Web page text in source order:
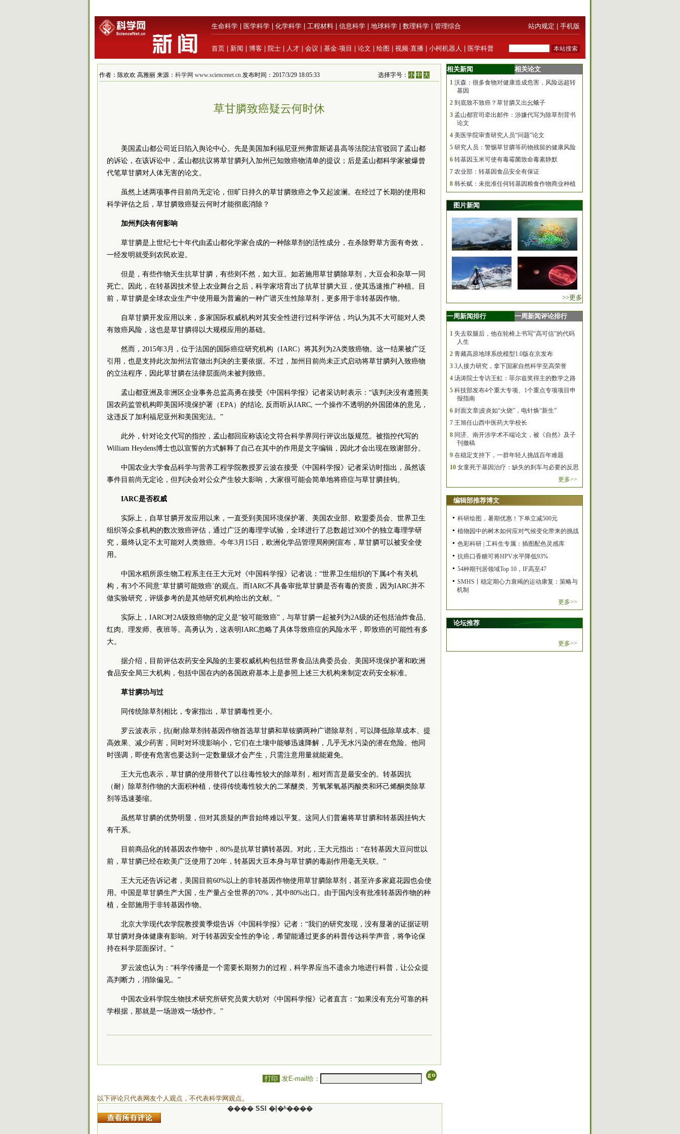
生命科学 医学科学 化学科学 工程材料 信息科学 地球科学 数理科学 管理综合 站内规定 手机版
首页 新闻 博客 院士 人才 会议 基金·项目 论文 绘图 视频·直播 小柯机器人 医学科普
作者：陈欢欢 高雅丽 来源： 科学网 www.sciencenet.cn 发布时间：2017/3/29 18:05:33 选择字号：小 中 大
草甘膦致癌疑云何时休
美国孟山都公司近日陷入舆论中心。先是美国加利福尼亚州弗雷斯诺县高等法院法官驳回了孟山都
的诉讼，在该诉讼中，孟山都抗议将草甘膦列入加州已知致癌物清单的提议；后是孟山都科学家被爆曾
代笔草甘膦对人体无害的论文。
虽然上述两项事件目前尚无定论，但旷日持久的草甘膦致癌之争又起波澜。在经过了长期的使用和
科学评估之后，草甘膦致癌疑云何时才能彻底消除？
加州判决有何影响
草甘膦是上世纪七十年代由孟山都化学家合成的一种除草剂的活性成分，在杀除野草方面有奇效，
一经发明就受到农民欢迎。
但是，有些作物天生抗草甘膦，有些则不然，如大豆。如若施用草甘膦除草剂，大豆会和杂草一同
死亡。因此，在转基因技术登上农业舞台之后，科学家培育出了抗草甘膦大豆，使其迅速推广种植。目
前，草甘膦是全球农业生产中使用最为普遍的一种广谱灭生性除草剂，更多用于非转基因作物。
自草甘膦开发应用以来，多家国际权威机构对其安全性进行过科学评估，均认为其不大可能对人类
有致癌风险，这也是草甘膦得以大规模应用的基础。
然而，2015年3月，位于法国的国际癌症研究机构（IARC）将其列为2A类致癌物。这一结果被广泛
引用，也是支持此次加州法官做出判决的主要依据。不过，加州目前尚未正式启动将草甘膦列入致癌物
的立法程序，因此草甘膦在法律层面尚未被判致癌。
孟山都亚洲及非洲区企业事务总监高勇在接受《中国科学报》记者采访时表示：“该判决没有遵照美
国农药监管机构即美国环境保护署（EPA）的结论, 反而听从IARC, 一个操作不透明的外国团体的意见，
这违反了加利福尼亚州和美国宪法。”
此外，针对论文代写的指控，孟山都回应称该论文符合科学界同行评议出版规范。被指控代写的
William Heydens博士也以宣誓的方式解释了自己在其中的作用是文字编辑，因此才会出现在致谢部分。
中国农业大学食品科学与营养工程学院教授罗云波在接受《中国科学报》记者采访时指出，虽然该
事件目前尚无定论，但判决会对公众产生较大影响，大家很可能会简单地将癌症与草甘膦挂钩。
IARC是否权威
实际上，自草甘膦开发应用以来，一直受到美国环境保护署、美国农业部、欧盟委员会、世界卫生
组织等众多机构的数次致癌评估，通过广泛的毒理学试验，全球进行了总数超过300个的独立毒理学研
究，最终认定不太可能对人类致癌。今年3月15日，欧洲化学品管理局刚刚宣布，草甘膦可以被安全使
用。
中国水稻所原生物工程系主任王大元对《中国科学报》记者说：“世界卫生组织的下属4个有关机
构，有3个不同意‘草甘膦可能致癌’的观点。而IARC不具备审批草甘膦是否有毒的资质，因为IARC并不
做实验研究，评级参考的是其他研究机构给出的文献。”
实际上，IARC对2A级致癌物的定义是“较可能致癌”，与草甘膦一起被列为2A级的还包括油炸食品、
红肉、理发师、夜班等。高勇认为，这表明IARC忽略了具体导致癌症的风险水平，即致癌的可能性有多
大。
据介绍，目前评估农药安全风险的主要权威机构包括世界食品法典委员会、美国环境保护署和欧洲
食品安全局三大机构，包括中国在内的各国政府基本上是参照上述三大机构来制定农药安全标准。
草甘膦功与过
同传统除草剂相比，专家指出，草甘膦毒性更小。
罗云波表示，抗(耐)除草剂转基因作物首选草甘膦和草铵膦两种广谱除草剂，可以降低除草成本、提
高效果、减少药害，同时对环境影响小，它们在土壤中能够迅速降解，几乎无水污染的潜在危险。他同
时强调，即使有危害也要达到一定数量级才会产生，只需注意用量就能避免。
王大元也表示，草甘膦的使用替代了以往毒性较大的除草剂，相对而言是最安全的。转基因抗
（耐）除草剂作物的大面积种植，使得传统毒性较大的二苯醚类、芳氧苯氧基丙酸类和环己烯酮类除草
剂等迅速萎缩。
虽然草甘膦的优势明显，但对其质疑的声音始终难以平复。这同人们普遍将草甘膦和转基因挂钩大
有干系。
目前商品化的转基因农作物中，80%是抗草甘膦转基因。对此，王大元指出：“在转基因大豆问世以
前，草甘膦已经在欧美广泛使用了20年，转基因大豆本身与草甘膦的毒副作用毫无关联。”
王大元还告诉记者，美国目前60%以上的非转基因作物使用草甘膦除草剂，甚至许多家庭花园也会使
用。中国是草甘膦生产大国，生产量占全世界的70%，其中80%出口。由于国内没有批准转基因作物的种
植，全部施用于非转基因作物。
北京大学现代农学院教授黄季焜告诉《中国科学报》记者：“我们的研究发现，没有显著的证据证明
草甘膦对身体健康有影响。对于转基因安全性的争论，希望能通过更多的科普传达科学声音，将争论保
持在科学层面探讨。”
罗云波也认为：“科学传播是一个需要长期努力的过程，科学界应当不遗余力地进行科普，让公众提
高判断力，消除偏见。”
中国农业科学院生物技术研究所研究员黄大昉对《中国科学报》记者直言：“如果没有充分可靠的科
学根据，那就是一场游戏一场炒作。”
打印 发E-mail给：
以下评论只代表网友个人观点，不代表科学网观点。
���� SSI �ļ�ʱ����
相关新闻 相关论文
1 沃森：很多食物对健康造成危害，风险远超转
基因
2 到底致不致癌？草甘膦又出幺蛾子
3 孟山都官司牵出邮件：涉嫌代写为除草剂背书
论文
4 美医学院审查研究人员“问题”论文
5 研究人员：警惕草甘膦等药物残留的健康风险
6 转基因玉米可使有毒霉菌致命毒素静默
7 农业部：转基因食品安全有保证
8 韩长赋：未批准任何转基因粮食作物商业种植
图片新闻
>>更多
一周新闻排行 一周新闻评论排行
1 失去双腿后，他在轮椅上书写“高可信”的代码
人生
2 青藏高原地球系统模型1.0版在京发布
3 3人接力研究，拿下国家自然科学至高荣誉
4 汤涛院士专访王虹：菲尔兹奖得主的数学之路
5 科技部发布4个重大专项、1个重点专项项目申
报指南
6 封面文章|皮炎如“火烧”，电针焕“新生”
7 王旭任山西中医药大学校长
8 同济、南开涉学术不端论文，被《自然》及子
刊撤稿
9 在稳定支持下，一群年轻人挑战百年难题
10 女童死于基因治疗：缺失的刹车与必要的反思
更多>>
编辑部推荐博文
科研绘图，暑期优惠！下单立减500元
植物园中的树木如何应对气候变化带来的挑战
色彩科研 | 工科生专属：插图配色灵感库
抗癌口香糖可将HPV水平降低93%
54种期刊居领域Top 10，IF高至47
SMHS丨稳定期心力衰竭的运动康复：策略与
机制
更多>>
论坛推荐
更多>>